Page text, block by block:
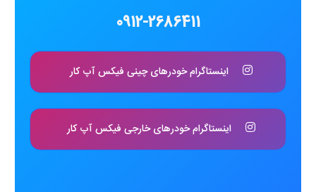
0912-2686411
اینستاگرام خودرهای چینی فیکس آپ کار
اینستاگرام خودرهای خارجی فیکس آپ کار